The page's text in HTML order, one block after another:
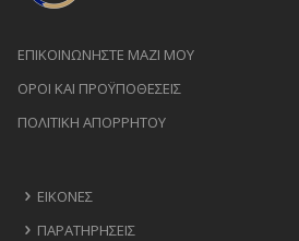
ΕΠΙΚΟΙΝΩΝΉΣΤΕ ΜΑΖΊ ΜΟΥ
ΟΡΟΙ ΚΑΙ ΠΡΟΫΠΟΘΈΣΕΙΣ
ΠΟΛΙΤΙΚΉ ΑΠΟΡΡΉΤΟΥ
ΕΙΚΌΝΕΣ
ΠΑΡΑΤΗΡΉΣΕΙΣ